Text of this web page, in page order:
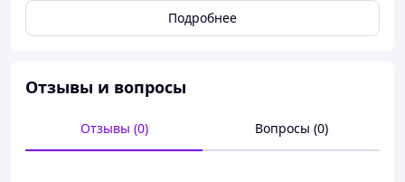
машины имеет конструкцию, которая позволяет
сгибать его в любом направлении и удерживать форму,
изгиба для моментов чистого наслаждения.
Тип Аксессуары для секс-машин
Цвет Телесный
Подробнее
Отзывы и вопросы
Отзывы (0) Вопросы (0)